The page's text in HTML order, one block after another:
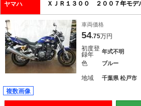
ヤマハ ＸＪＲ１３００ ２００７年モ
車両価格
54.75万円
初度登
録年
年式不明
色 ブルー
地域 千葉県 松戸市
複数画像